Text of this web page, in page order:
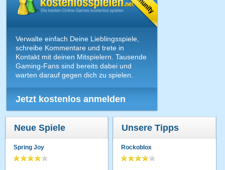
Verwalte einfach Deine Lieblingsspiele,
schreibe Kommentare und trete in
Kontakt mit deinen Mitspielern. Tausende
Gaming-Fans sind bereits dabei und
warten darauf gegen dich zu spielen.
Jetzt kostenlos anmelden
Neue Spiele
Spring Joy
Unsere Tipps
Rockoblox